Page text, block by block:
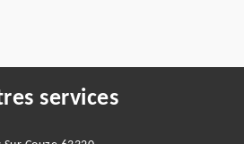
services